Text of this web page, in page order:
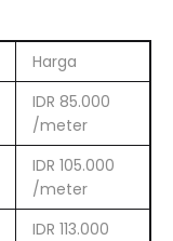
Harga
IDR 85.000
/meter
IDR 105.000
/meter
IDR 113.000